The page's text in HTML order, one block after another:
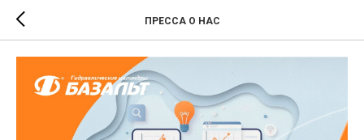
ПРЕССА О НАС